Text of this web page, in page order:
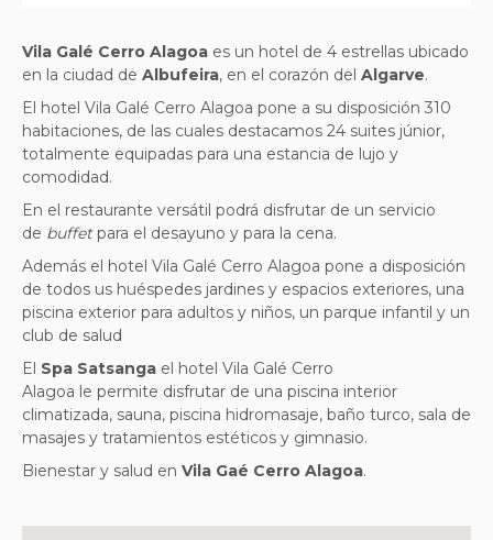
Vila Galé Cerro Alagoa es un hotel de 4 estrellas ubicado
en la ciudad de Albufeira, en el corazón del Algarve.
El hotel Vila Galé Cerro Alagoa pone a su disposición 310
habitaciones, de las cuales destacamos 24 suites júnior,
totalmente equipadas para una estancia de lujo y
comodidad.
En el restaurante versátil podrá disfrutar de un servicio
de buffetpara el desayuno y para la cena.
Además el hotel Vila Galé Cerro Alagoa pone a disposición
de todos us huéspedes jardines y espacios exteriores, una
piscina exterior para adultos y niños, un parque infantil y un
club de salud
El Spa Satsanga el hotel Vila Galé Cerro
Alagoa le permite disfrutar de una piscina interior
climatizada, sauna, piscina hidromasaje, baño turco, sala de
masajes y tratamientos estéticos y gimnasio.
Bienestar y salud en Vila Gaé Cerro Alagoa.